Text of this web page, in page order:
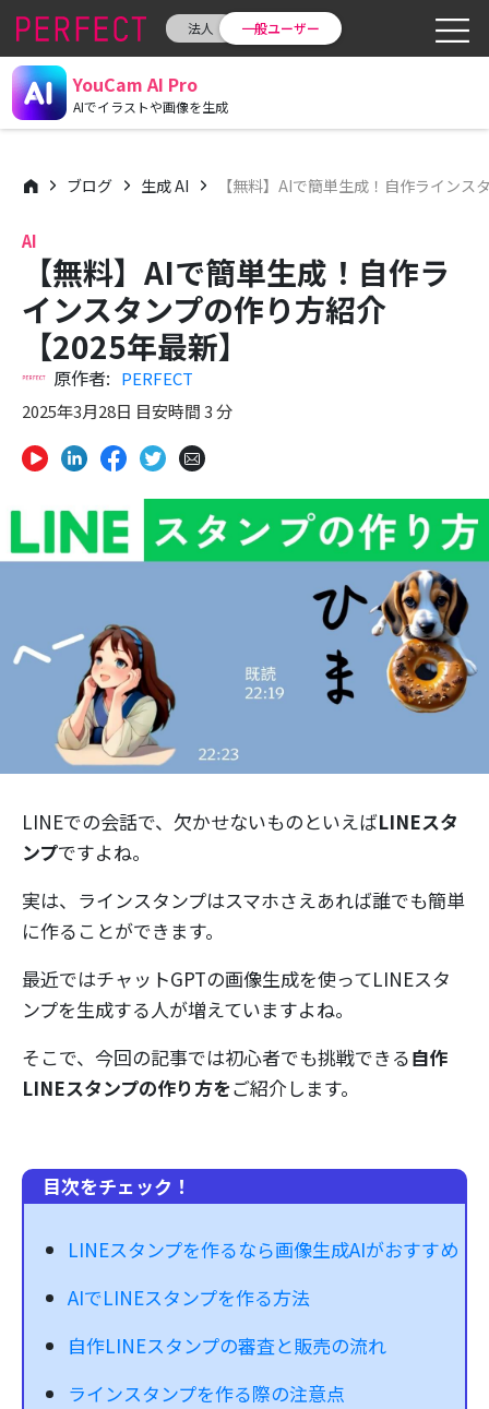
法人 一般ユーザー
YouCam AI Pro
AIでイラストや画像を生成
ブログ 生成 AI 【無料】AIで簡単生成！自作ライン
AI
【無料】AIで簡単生成！自作ラ
インスタンプの作り方紹介
【2025年最新】
原作者: PERFECT
2025年3月28日 目安時間 3 分
LINEでの会話で、欠かせないものといえばLINEスタ
ンプですよね。
実は、ラインスタンプはスマホさえあれば誰でも簡単
に作ることができます。
最近ではチャットGPTの画像生成を使ってLINEスタ
ンプを生成する人が増えていますよね。
そこで、今回の記事では初心者でも挑戦できる自作
LINEスタンプの作り方をご紹介します。
目次をチェック！
LINEスタンプを作るなら画像生成AIがおすすめ
AIでLINEスタンプを作る方法
自作LINEスタンプの審査と販売の流れ
ラインスタンプを作る際の注意点